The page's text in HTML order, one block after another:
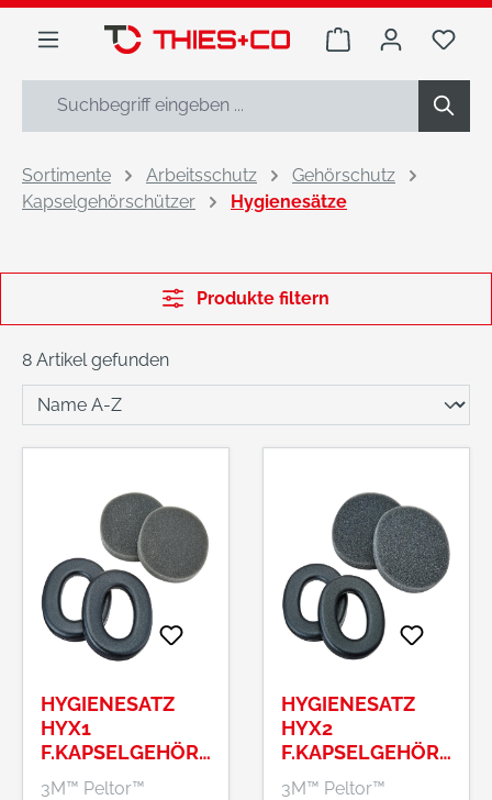
springen
Warenkorb Du
Sortimente Arbeitsschutz
Gehörschutz
Kapselgehörschützer
Hygienesätze
Produkte filtern
8 Artikel gefunden
HYGIENESATZ
HYX1
F.KAPSELGEHÖRS
CHUTZ X1A
3M™ Peltor™
HYGIENESATZ
HYX2
F.KAPSELGEHÖRS
CHUTZ X2A
3M™ Peltor™